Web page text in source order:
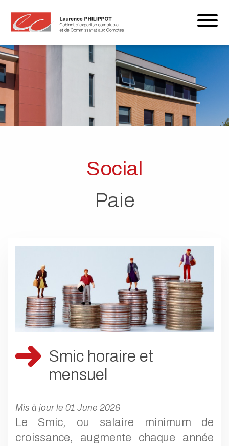
Social
Paie
Smic horaire et
mensuel
Mis à jour le 01 June 2026
Le Smic, ou salaire minimum de
croissance, augmente chaque année